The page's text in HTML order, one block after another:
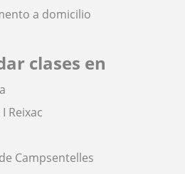
a domicilio
clases en
Reixac
Campsentelles